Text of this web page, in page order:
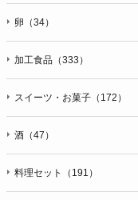
卵（34）
加工食品（333）
スイーツ・お菓子（172）
酒（47）
料理セット（191）